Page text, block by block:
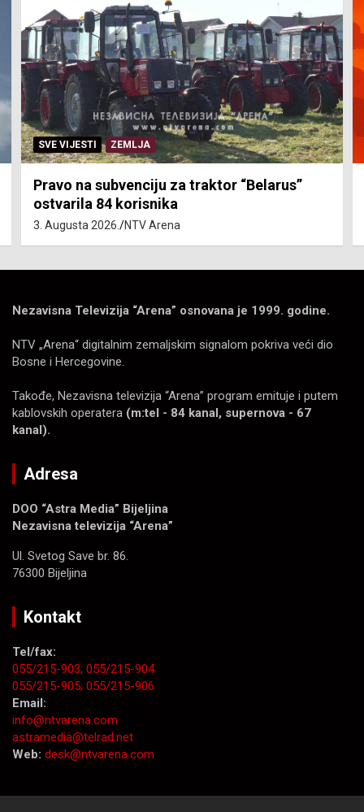
SVE VIJESTI ZEMLJA
Pravo na subvenciju za traktor “Belarus”
ostvarila 84 korisnika
3. Augusta 2026. NTV Arena
Nezavisna Televizija “Arena” osnovana je 1999. godine.
NTV „Arena“ digitalnim zemaljskim signalom pokriva veći dio
Bosne i Hercegovine.
Takođe, Nezavisna televizija “Arena” program emituje i putem
kablovskih operatera (m:tel - 84 kanal, supernova - 67
kanal).
Adresa
DOO “Astra Media” Bijeljina
Nezavisna televizija “Arena”
Ul. Svetog Save br. 86.
76300 Bijeljina
Kontakt
Tel/fax:
055/215-903; 055/215-904
055/215-905; 055/215-906
Email:
info@ntvarena.com
astramedia@telrad.net
Web: desk@ntvarena.com